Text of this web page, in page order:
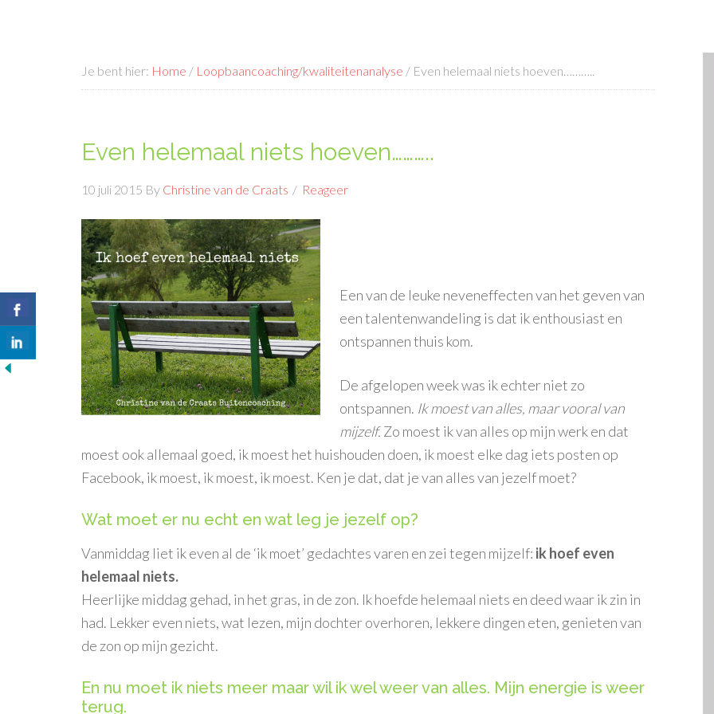
Je bent hier: Home / Loopbaancoaching/kwaliteitenanalyse / Even helemaal niets hoeven………..
Even helemaal niets hoeven………..
10 juli 2015 By Christine van de Craats Reageer
Een van de leuke neveneffecten van het geven van
een talentenwandeling is dat ik enthousiast en
ontspannen thuis kom.
De afgelopen week was ik echter niet zo
ontspannen. Ik moest van alles, maar vooral van
mijzelf.Zo moest ik van alles op mijn werk en dat
moest ook allemaal goed, ik moest het huishouden doen, ik moest elke dag iets posten op
Facebook, ik moest, ik moest, ik moest. Ken je dat, dat je van alles van jezelf moet?
Wat moet er nu echt en wat leg je jezelf op?
Vanmiddag liet ik even al de ‘ik moet’ gedachtes varen en zei tegen mijzelf: ik hoef even
helemaal niets.
Heerlijke middag gehad, in het gras, in de zon. Ik hoefde helemaal niets en deed waar ik zin in
had. Lekker even niets, wat lezen, mijn dochter overhoren, lekkere dingen eten, genieten van
de zon op mijn gezicht.
En nu moet ik niets meer maar wil ik wel weer van alles. Mijn energie is weer
terug.